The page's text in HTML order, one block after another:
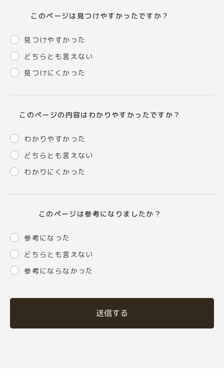
このページは見つけやすかったですか？
見つけやすかった
どちらとも言えない
見つけにくかった
このページの内容はわかりやすかったですか？
わかりやすかった
どちらとも言えない
わかりにくかった
このページは参考になりましたか？
参考になった
どちらとも言えない
参考にならなかった
送信する